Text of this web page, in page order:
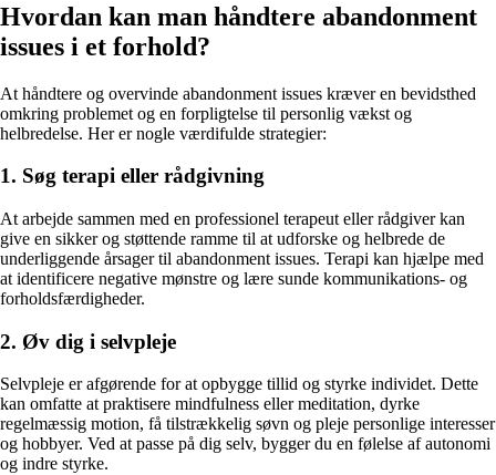
Hvordan kan man håndtere abandonment
issues i et forhold?
At håndtere og overvinde abandonment issues kræver en bevidsthed
omkring problemet og en forpligtelse til personlig vækst og
helbredelse. Her er nogle værdifulde strategier:
1. Søg terapi eller rådgivning
At arbejde sammen med en professionel terapeut eller rådgiver kan
give en sikker og støttende ramme til at udforske og helbrede de
underliggende årsager til abandonment issues. Terapi kan hjælpe med
at identificere negative mønstre og lære sunde kommunikations- og
forholdsfærdigheder.
2. Øv dig i selvpleje
Selvpleje er afgørende for at opbygge tillid og styrke individet. Dette
kan omfatte at praktisere mindfulness eller meditation, dyrke
regelmæssig motion, få tilstrækkelig søvn og pleje personlige interesser
og hobbyer. Ved at passe på dig selv, bygger du en følelse af autonomi
og indre styrke.